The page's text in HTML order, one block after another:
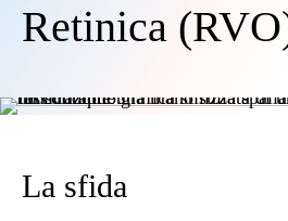
Retinica
La sfida